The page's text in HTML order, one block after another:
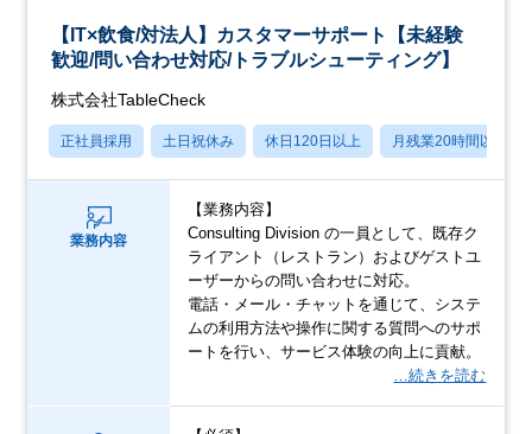
【IT×飲食/対法人】カスタマーサポート【未経験
歓迎/問い合わせ対応/トラブルシューティング】
株式会社TableCheck
正社員採用 土日祝休み 休日120日以上 月残業20時間以内
業務内容
【業務内容】
Consulting Division の一員として、既存ク
ライアント（レストラン）およびゲストユ
ーザーからの問い合わせに対応。
電話・メール・チャットを通じて、システ
ムの利用方法や操作に関する質問へのサポ
ートを行い、サービス体験の向上に貢献。
…続きを読む